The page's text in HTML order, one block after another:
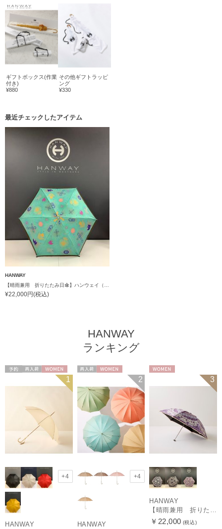
ギフトボックス(作業
付き)
¥880
その他ギフトラッピ
ング
¥330
最近チェックしたアイテム
HANWAY
¥22,000円(税込)
HANWAY
ランキング
WOMEN 1
+4
HANWAY
2
+4
HANWAY
3
HANWAY
￥22,000 (税込)